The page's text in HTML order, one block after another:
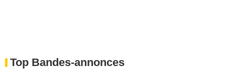
Top Bandes-annonces